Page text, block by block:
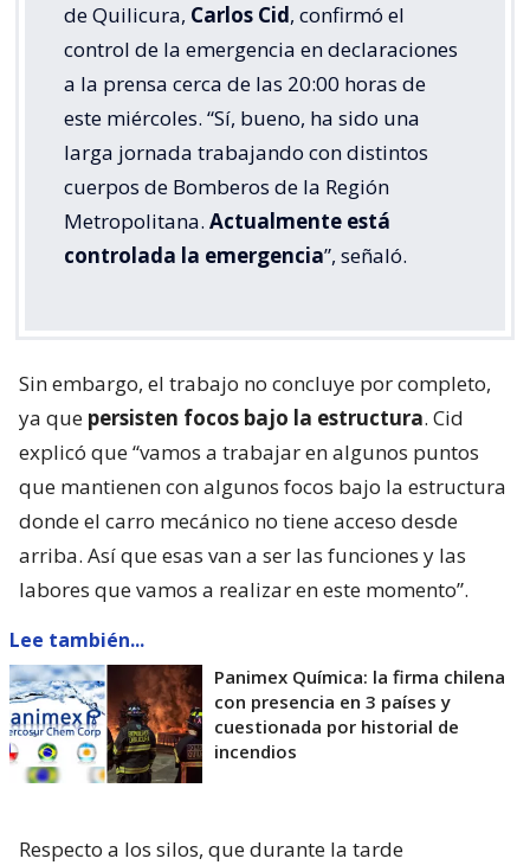
de Quilicura, Carlos Cid, confirmó el
control de la emergencia en declaraciones
a la prensa cerca de las 20:00 horas de
este miércoles. “Sí, bueno, ha sido una
larga jornada trabajando con distintos
cuerpos de Bomberos de la Región
Metropolitana. Actualmente está
controlada la emergencia”, señaló.
Sin embargo, el trabajo no concluye por completo,
ya que persisten focos bajo la estructura. Cid
explicó que “vamos a trabajar en algunos puntos
que mantienen con algunos focos bajo la estructura
donde el carro mecánico no tiene acceso desde
arriba. Así que esas van a ser las funciones y las
labores que vamos a realizar en este momento”.
Lee también...
Panimex Química: la firma chilena
con presencia en 3 países y
cuestionada por historial de
incendios
Respecto a los silos, que durante la tarde